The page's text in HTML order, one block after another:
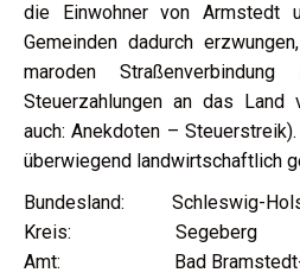
die Einwohner von Armstedt
Gemeinden dadurch
maroden
Steuerzahlungen an das Land
auch: Anekdoten –
überwiegend landwirtschaftlich
Bundesland: Schleswig-
Kreis: Segeberg
Amt: Bad Bramstedt-